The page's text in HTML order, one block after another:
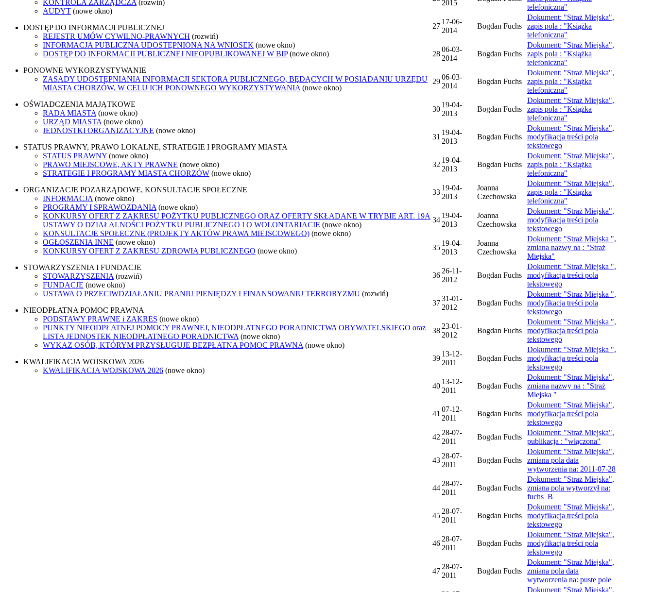
KONTROLA ZARZĄDCZA (rozwiń)
AUDYT (nowe okno)
DOSTĘP DO INFORMACJI PUBLICZNEJ
REJESTR UMÓW CYWILNO-PRAWNYCH (rozwiń)
INFORMACJA PUBLICZNA UDOSTĘPNIONA NA WNIOSEK (nowe okno)
DOSTĘP DO INFORMACJI PUBLICZNEJ NIEOPUBLIKOWANEJ W BIP (nowe okno)
PONOWNE WYKORZYSTYWANIE
ZASADY UDOSTĘPNIANIA INFORMACJI SEKTORA PUBLICZNEGO, BĘDĄCYCH W POSIADANIU URZĘDU
MIASTA CHORZÓW, W CELU ICH PONOWNEGO WYKORZYSTYWANIA (nowe okno)
OŚWIADCZENIA MAJĄTKOWE
RADA MIASTA (nowe okno)
URZĄD MIASTA (nowe okno)
JEDNOSTKI ORGANIZACYJNE (nowe okno)
STATUS PRAWNY, PRAWO LOKALNE, STRATEGIE I PROGRAMY MIASTA
STATUS PRAWNY (nowe okno)
PRAWO MIEJSCOWE, AKTY PRAWNE (nowe okno)
STRATEGIE I PROGRAMY MIASTA CHORZÓW (nowe okno)
ORGANIZACJE POZARZĄDOWE, KONSULTACJE SPOŁECZNE
INFORMACJA (nowe okno)
PROGRAMY I SPRAWOZDANIA (nowe okno)
KONKURSY OFERT Z ZAKRESU POŻYTKU PUBLICZNEGO ORAZ OFERTY SKŁADANE W TRYBIE ART. 19A
USTAWY O DZIAŁALNOŚCI POŻYTKU PUBLICZNEGO I O WOLONTARIACIE (nowe okno)
KONSULTACJE SPOŁECZNE (PROJEKTY AKTÓW PRAWA MIEJSCOWEGO) (nowe okno)
OGŁOSZENIA INNE (nowe okno)
KONKURSY OFERT Z ZAKRESU ZDROWIA PUBLICZNEGO (nowe okno)
STOWARZYSZENIA I FUNDACJE
STOWARZYSZENIA (rozwiń)
FUNDACJE (nowe okno)
USTAWA O PRZECIWDZIAŁANIU PRANIU PIENIĘDZY I FINANSOWANIU TERRORYZMU (rozwiń)
NIEODPŁATNA POMOC PRAWNA
PODSTAWY PRAWNE i ZAKRES (nowe okno)
PUNKTY NIEODPŁATNEJ POMOCY PRAWNEJ, NIEODPŁATNEGO PORADNICTWA OBYWATELSKIEGO oraz
LISTA JEDNOSTEK NIEODPŁATNEGO PORADNICTWA (nowe okno)
WYKAZ OSÓB, KTÓRYM PRZYSŁUGUJE BEZPŁATNA POMOC PRAWNA (nowe okno)
KWALIFIKACJA WOJSKOWA 2026
KWALIFIKACJA WOJSKOWA 2026 (nowe okno)
2015
telefoniczna"
27
17-06-
2014
Bogdan Fuchs
Dokument: "Straż Miejska",
zapis pola : "Książka
telefoniczna"
28
06-03-
2014
Bogdan Fuchs
Dokument: "Straż Miejska",
zapis pola : "Książka
telefoniczna"
29
06-03-
2014
Bogdan Fuchs
Dokument: "Straż Miejska",
zapis pola : "Książka
telefoniczna"
30
19-04-
2013
Bogdan Fuchs
Dokument: "Straż Miejska",
zapis pola : "Książka
telefoniczna"
31
19-04-
2013
Bogdan Fuchs
Dokument: "Straż Miejska",
modyfikacja treści pola
tekstowego
32
19-04-
2013
Bogdan Fuchs
Dokument: "Straż Miejska",
zapis pola : "Książka
telefoniczna"
33
19-04-
2013
Joanna
Czechowska
Dokument: "Straż Miejska",
zapis pola : "Książka
telefoniczna"
34
19-04-
2013
Joanna
Czechowska
Dokument: "Straż Miejska",
modyfikacja treści pola
tekstowego
35
19-04-
2013
Joanna
Czechowska
Dokument: "Straż Miejska ",
zmiana nazwy na : "Straż
Miejska"
36
26-11-
2012
Bogdan Fuchs
Dokument: "Straż Miejska ",
modyfikacja treści pola
tekstowego
37
31-01-
2012
Bogdan Fuchs
Dokument: "Straż Miejska ",
modyfikacja treści pola
tekstowego
38
23-01-
2012
Bogdan Fuchs
Dokument: "Straż Miejska ",
modyfikacja treści pola
tekstowego
39
13-12-
2011
Bogdan Fuchs
Dokument: "Straż Miejska ",
modyfikacja treści pola
tekstowego
40
13-12-
2011
Bogdan Fuchs
Dokument: "Straż Miejska",
zmiana nazwy na : "Straż
Miejska "
41
07-12-
2011
Bogdan Fuchs
Dokument: "Straż Miejska",
modyfikacja treści pola
tekstowego
42
28-07-
2011
Bogdan Fuchs
Dokument: "Straż Miejska",
publikacja : "włączona"
43
28-07-
2011
Bogdan Fuchs
Dokument: "Straż Miejska",
zmiana pola data
wytworzenia na: 2011-07-28
44
28-07-
2011
Bogdan Fuchs
Dokument: "Straż Miejska",
zmiana pola wytworzył na:
fuchs_B
45
28-07-
2011
Bogdan Fuchs
Dokument: "Straż Miejska",
modyfikacja treści pola
tekstowego
46
28-07-
2011
Bogdan Fuchs
Dokument: "Straż Miejska",
modyfikacja treści pola
tekstowego
47
28-07-
2011
Bogdan Fuchs
Dokument: "Straż Miejska",
zmiana pola data
wytworzenia na: puste pole
Dokument: "Straż Miejska",